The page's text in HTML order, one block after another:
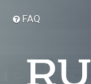
FAQ